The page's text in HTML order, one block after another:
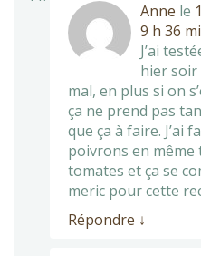
Anne le
9 h 36
J’ai
hier soir
mal, en plus si on
ça ne prend pas
que ça à faire. J’ai
poivrons en même
tomates et ça se
meric pour cette
Répondre ↓